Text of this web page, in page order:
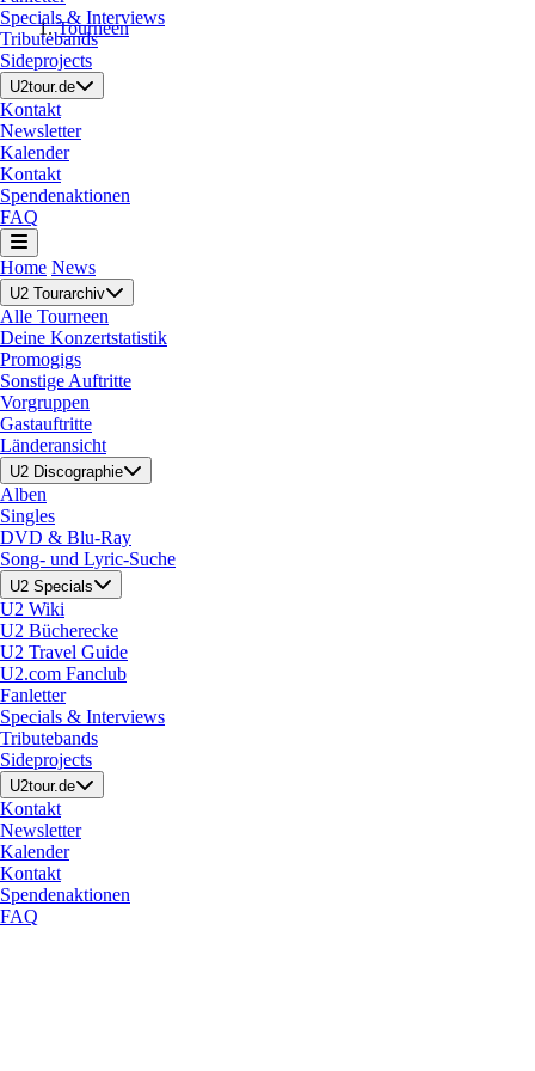
Specials & Interviews
Tributebands
Sideprojects
U2tour.de
Kontakt
Newsletter
Kalender
Kontakt
Spendenaktionen
FAQ
Home News
U2 Tourarchiv
Alle Tourneen
Deine Konzertstatistik
Promogigs
Sonstige Auftritte
Vorgruppen
Gastauftritte
Länderansicht
U2 Discographie
Alben
Singles
DVD & Blu-Ray
Song- und Lyric-Suche
U2 Specials
U2 Wiki
U2 Bücherecke
U2 Travel Guide
U2.com Fanclub
Fanletter
Specials & Interviews
Tributebands
Sideprojects
U2tour.de
Kontakt
Newsletter
Kalender
Kontakt
Spendenaktionen
FAQ
Tourneen